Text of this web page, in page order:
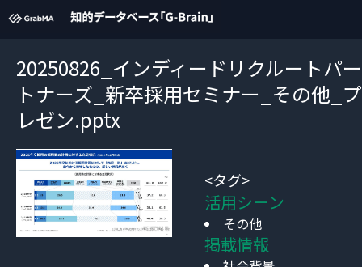
20250826_インディードリクルートパー
トナーズ_新卒採用セミナー_その他_プ
レゼン.pptx
<タグ>
活用シーン
その他
掲載情報